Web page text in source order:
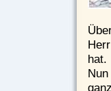
hat.